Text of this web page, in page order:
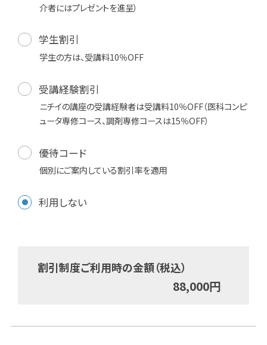
介者にはプレゼントを進呈）
学生割引
学生の方は、受講料10％OFF
受講経験割引
ニチイの講座の受講経験者は受講料10％OFF（医科コンピ
ュータ専修コース、調剤専修コースは15％OFF）
優待コード
個別にご案内している割引率を適用
利用しない
割引制度ご利用時の金額（税込）
88,000円